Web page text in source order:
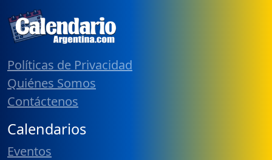
Políticas de Privacidad
Quiénes Somos
Contáctenos
Calendarios
Eventos